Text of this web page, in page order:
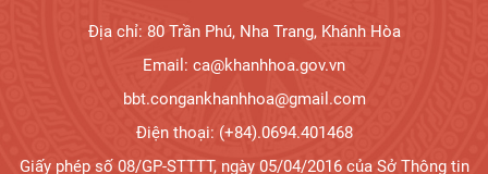
Địa chỉ: 80 Trần Phú, Nha Trang, Khánh Hòa
Email: ca@khanhhoa.gov.vn
bbt.congankhanhhoa@gmail.com
Điện thoại: (+84).0694.401468
Giấy phép số 08/GP-STTTT, ngày 05/04/2016 của Sở Thông tin